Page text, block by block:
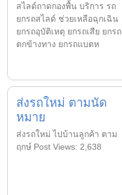
สไลด์ถาดกองพื้น บริการ รถ
ยกรถสไลด์ ช่วยเหลือฉุกเฉิน
ยกรถอุบัติเหตุ ยกรถเสีย ยกรถ
ตกข้างทาง ยกรถแบตห
ส่งรถใหม่ ตามนัด
หมาย
ส่งรถใหม่ ไปบ้านลูกค้า ตาม
ฤกษ์ Post Views: 2,638